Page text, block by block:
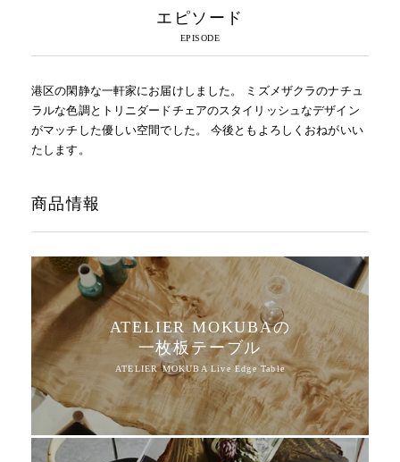
エピソード
港区の閑静な一軒家にお届けしました。 ミズメザクラのナチュ
ラルな色調とトリニダードチェアのスタイリッシュなデザイン
がマッチした優しい空間でした。 今後ともよろしくおねがいい
たします。
商品情報
ATELIER MOKUBAの
一枚板テーブル